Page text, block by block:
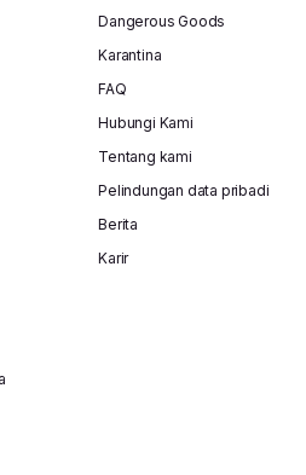
Dangerous Goods
Karantina
FAQ
Hubungi Kami
Tentang kami
Pelindungan data pribadi
Berita
Karir